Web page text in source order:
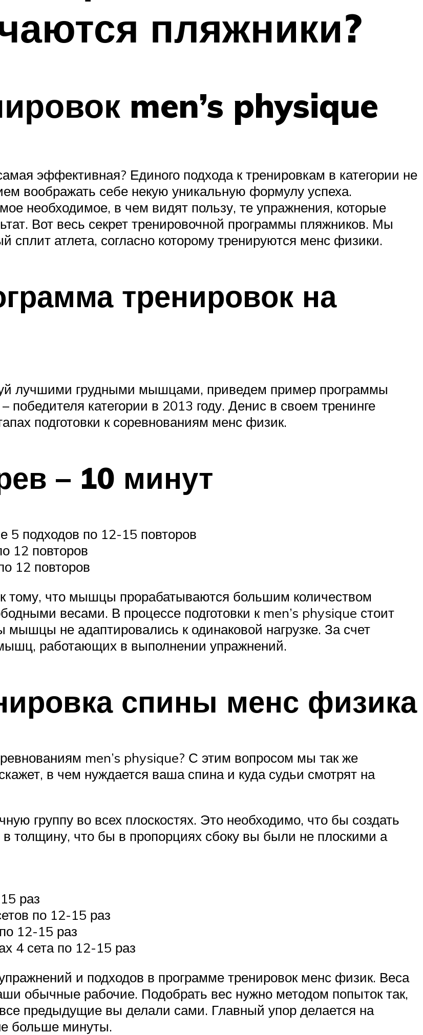
пляжники?
men’s physique
эффективная? Единого подхода к тренировкам в категории не
воображать себе некую уникальную формулу успеха.
необходимое, в чем видят пользу, те упражнения, которые
Вот весь секрет тренировочной программы пляжников. Мы
сплит атлета, согласно которому тренируются менс физики.
тренировок на
лучшими грудными мышцами, приведем пример программы
победителя категории в 2013 году. Денис в своем тренинге
подготовки к соревнованиям менс физик.
– 10 минут
5 подходов по 12-15 повторов
12 повторов
12 повторов
тому, что мышцы прорабатываются большим количеством
весами. В процессе подготовки к men’s physique стоит
не адаптировались к одинаковой нагрузке. За счет
работающих в выполнении упражнений.
спины менс физика
men’s physique? С этим вопросом мы так же
в чем нуждается ваша спина и куда судьи смотрят на
группу во всех плоскостях. Это необходимо, что бы создать
толщину, что бы в пропорциях сбоку вы были не плоскими а
раз
по 12-15 раз
12-15 раз
4 сета по 12-15 раз
и подходов в программе тренировок менс физик. Веса
обычные рабочие. Подобрать вес нужно методом попыток так,
предыдущие вы делали сами. Главный упор делается на
больше минуты.